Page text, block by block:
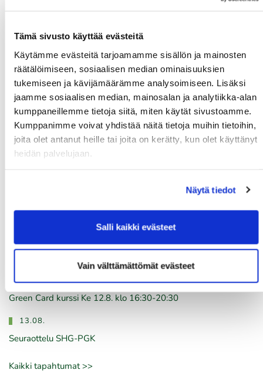
Tämä sivusto käyttää evästeitä
Käytämme evästeitä tarjoamamme sisällön ja mainosten
räätälöimiseen, sosiaalisen median ominaisuuksien
tukemiseen ja kävijämäärämme analysoimiseen. Lisäksi
jaamme sosiaalisen median, mainosalan ja analytiikka-alan
kumppaneillemme tietoja siitä, miten käytät sivustoamme.
Kumppanimme voivat yhdistää näitä tietoja muihin tietoihin,
joita olet antanut heille tai joita on kerätty, kun olet käyttänyt
heidän palvelujaan.
Näytä tiedot
Salli kaikki evästeet
Vain välttämättömät evästeet
Tule töihin Kalafornian asiakaspalveluun
03.08.
Golfshop Open 27r
Tulevat tapahtumat
10.08.
12.08.
Green Card kurssi Ke 12.8. klo 16:30-20:30
13.08.
Seuraottelu SHG-PGK
Kaikki tapahtumat >>